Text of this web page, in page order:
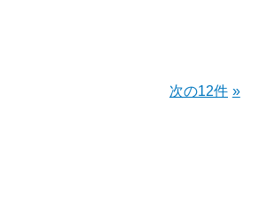
次の12件